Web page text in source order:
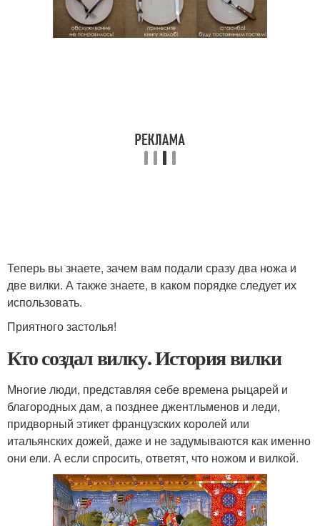
Теперь вы знаете, зачем вам подали сразу два ножа и
две вилки. А также знаете, в каком порядке следует их
использовать.
Приятного застолья!
Кто создал вилку. История вилки
Многие люди, представляя себе времена рыцарей и
благородных дам, а позднее джентльменов и леди,
придворный этикет французских королей или
итальянских дожей, даже и не задумываются как именно
они ели. А если спросить, ответят, что ножом и вилкой.